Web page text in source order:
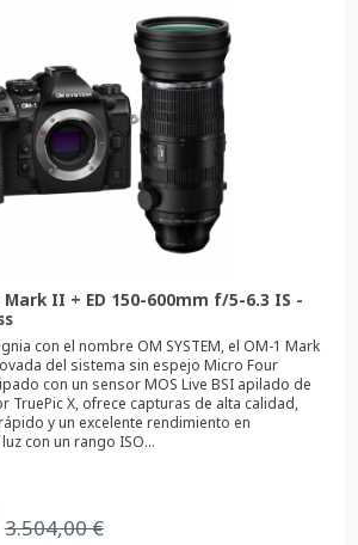
Mark II + ED 150-600mm f/5-6.3 IS -
con el nombre OM SYSTEM, el OM-1 Mark
del sistema sin espejo Micro Four
con un sensor MOS Live BSI apilado de
TruePic X, ofrece capturas de alta calidad,
y un excelente rendimiento en
con un rango ISO...
3.504,00 €